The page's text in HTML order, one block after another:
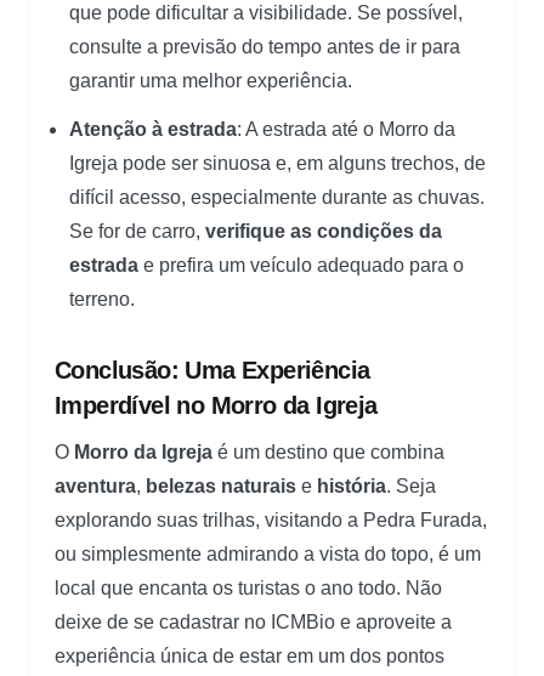
que pode dificultar a visibilidade. Se possível,
consulte a previsão do tempo antes de ir para
garantir uma melhor experiência.
Atenção à estrada: A estrada até o Morro da
Igreja pode ser sinuosa e, em alguns trechos, de
difícil acesso, especialmente durante as chuvas.
Se for de carro, verifique as condições da
estrada e prefira um veículo adequado para o
terreno.
Conclusão: Uma Experiência
Imperdível no Morro da Igreja
O Morro da Igreja é um destino que combina
aventura, belezas naturais e história. Seja
explorando suas trilhas, visitando a Pedra Furada,
ou simplesmente admirando a vista do topo, é um
local que encanta os turistas o ano todo. Não
deixe de se cadastrar no ICMBio e aproveite a
experiência única de estar em um dos pontos